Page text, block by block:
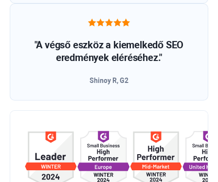
"A végső eszköz a kiemelkedő SEO
eredmények eléréséhez."
Shinoy R, G2